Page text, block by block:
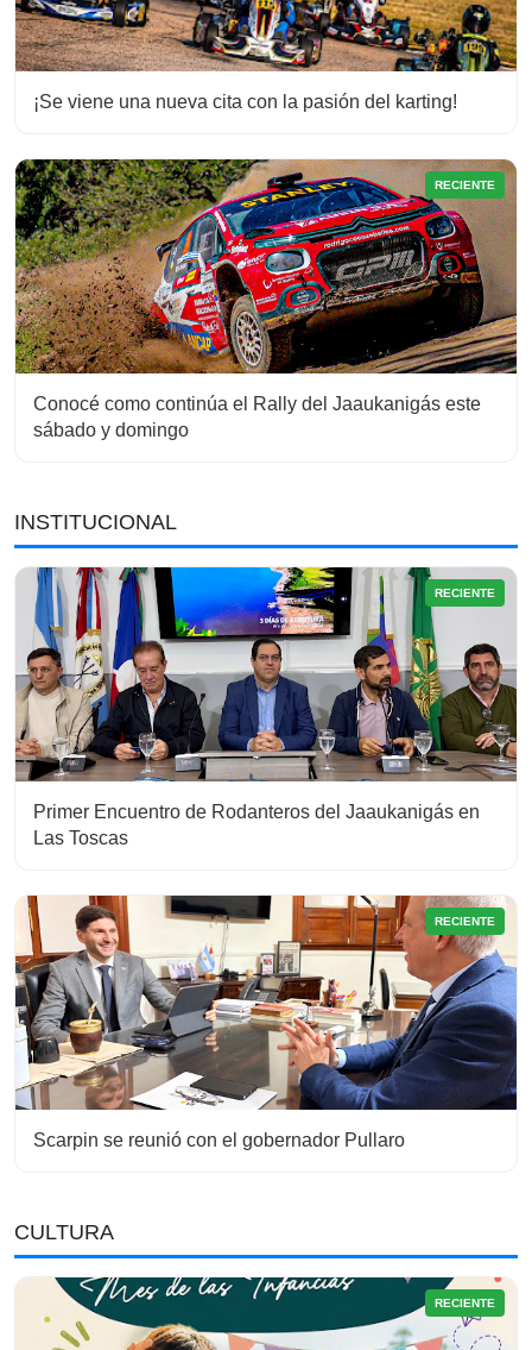
¡Se viene una nueva cita con la pasión del karting!
RECIENTE
Conocé como continúa el Rally del Jaaukanigás este
sábado y domingo
INSTITUCIONAL
RECIENTE
Primer Encuentro de Rodanteros del Jaaukanigás en
Las Toscas
RECIENTE
Scarpin se reunió con el gobernador Pullaro
CULTURA
RECIENTE